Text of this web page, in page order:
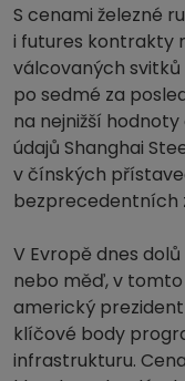
S cenami železné
i futures kontrakty
válcovaných svitků
po sedmé za
na nejnižší
údajů Shanghai
v čínských
bezprecedentních
V Evropě dnes
nebo měď, v
americký
klíčové body
infrastrukturu.